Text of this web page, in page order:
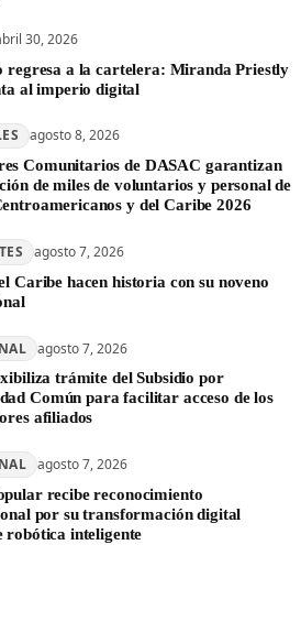
30, 2026
regresa a la cartelera: Miranda Priestly
al imperio digital
agosto 8, 2026
Comunitarios de DASAC garantizan
de miles de voluntarios y personal de
y del Caribe 2026
agosto 7, 2026
Caribe hacen historia con su noveno
agosto 7, 2026
trámite del Subsidio por
Común para facilitar acceso de los
afiliados
agosto 7, 2026
recibe reconocimiento
por su transformación digital
robótica inteligente